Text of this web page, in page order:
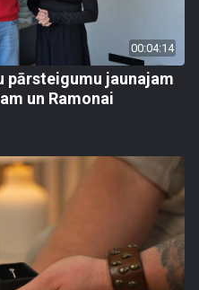
00:04:14
pārsteigumu jaunajam
un Ramonai